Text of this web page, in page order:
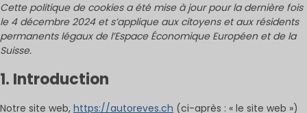
Cette politique de cookies a été mise à jour pour la dernière fois
le 4 décembre 2024 et s’applique aux citoyens et aux résidents
permanents légaux de l’Espace Économique Européen et de la
Suisse.
1. Introduction
Notre site web, https://autoreves.ch (ci-après : « le site web »)